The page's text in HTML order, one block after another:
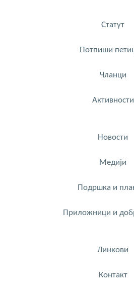
Статут
Потпиши
Чланци
Активности
Новости
Медији
Подршка и
Приложници и
Линкови
Контакт